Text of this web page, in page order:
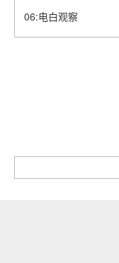
06:电白观察